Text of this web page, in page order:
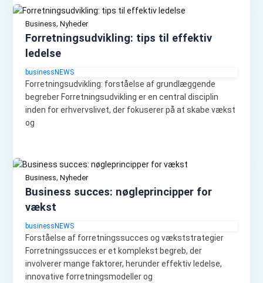
Business, Nyheder
Forretningsudvikling: tips til effektiv
ledelse
businessNEWS
Forretningsudvikling: forståelse af grundlæggende
begreber Forretningsudvikling er en central disciplin
inden for erhvervslivet, der fokuserer på at skabe vækst
og
Business, Nyheder
Business succes: nøgleprincipper for
vækst
businessNEWS
Forståelse af forretningssucces og vækststrategier
Forretningssucces er et komplekst begreb, der
involverer mange faktorer, herunder effektiv ledelse,
innovative forretningsmodeller og